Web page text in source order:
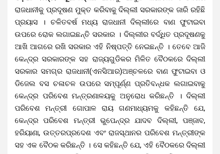
ରାଜଧାନୀକୁ ପ୍ରଦୂଷଣ ମୁକ୍ତ କରିବାକୁ ଦିଲ୍ଲୀ ସରକାରଙ୍କ ଜାରି ରହିଛି
ପ୍ରୟାସ । ଚଳିତବର୍ଷ ମଧ୍ୟ ରାଜଧାନୀ ଦିଲ୍ଲୀରେ ବାଣ ଫୁଟାଇବା
ଉପରେ ରୋକ ଲଗାଇଛନ୍ତି ସରକାର । ଦିଲ୍ଲୀର ବର୍ଦ୍ଧିତ ପ୍ରଦୂଷଣକୁ
ଆଖି ଆଗରେ ରଖି ସରକାର ଏହି ନିଷ୍ପତ୍ତି ନେଇଛନ୍ତି । ତେବେ ଆଜି
କେନ୍ଦ୍ର ସରକାରଙ୍କ ସହ ରାଜ୍ୟଗୁଡିକର ମିଳିତ ବୈଠକରେ ଦିଲ୍ଲୀ
ସରକାର ସମଗ୍ର ରାଜଧାନୀ(ଏନସିଆର)ଅଞ୍ଚଳରେ ବାଣ ଫୁଟାଇବା ଓ
ଡିଜେଲ ବସ ଚଳାଚଳ ଉପରେ ସମ୍ପୂର୍ଣ୍ଣ ପ୍ରତିବନ୍ଧକ ଲଗାଇବାକୁ
କେନ୍ଦ୍ର ପରିବେଶ ମନ୍ତ୍ରଣାଳୟକୁ ଅନୁରୋଧ କରିଛନ୍ତି । ଦିଲ୍ଲୀ
ପରିବେଶ ମନ୍ତ୍ରୀ ଗୋପାଳ ରାୟ ଗଣମାଧ୍ୟମକୁ କହିଛନ୍ତି ଯେ,
କେନ୍ଦ୍ର ପରିବେଶ ମନ୍ତ୍ରୀ ଭୁପେନ୍ଦ୍ର ଯାଦବ ଦିଲ୍ଲୀ, ପଞ୍ଜାବ,
ହରିୟାଣା, ଉତ୍ତରପ୍ରଦେଶ ଏବଂ ରାଜସ୍ଥାନର ପରିବେଶ ମନ୍ତ୍ରୀଙ୍କ
ସହ ଏକ ବୈଠକ କରିଛନ୍ତି । ସେ କହିଛନ୍ତି ଯେ, ଏହି ବୈଠକରେ ଦିଲ୍ଲୀ